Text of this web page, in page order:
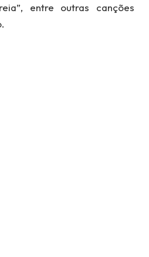
entre outras canções